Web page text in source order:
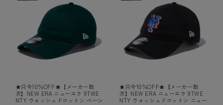
★只今10％OFF★【メーカー取
次】NEW ERA ニューエラ 9TWE
NTY ウォッシュドコットン ベーシ
★只今10％OFF★【メーカー取
次】NEW ERA ニューエラ 9TWE
NTY ウォッシュドコットン ニュー